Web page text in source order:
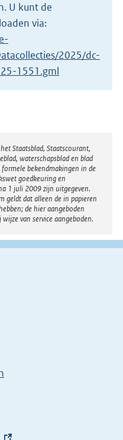
b
U kunt de
via:
2025/dc-
1551.gml
Staatsblad, Staatscourant,
waterschapsblad en blad
bekendmakingen in de
goedkeuring en
1 juli 2009 zijn uitgegeven.
geldt dat alleen de in papieren
de hier aangeboden
van service aangeboden.